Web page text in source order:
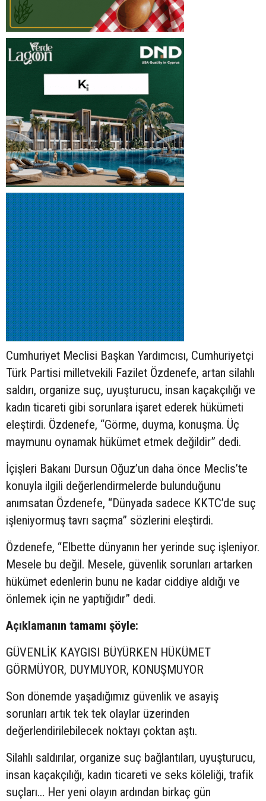
Cumhuriyet Meclisi Başkan Yardımcısı, Cumhuriyetçi
Türk Partisi milletvekili Fazilet Özdenefe, artan silahlı
saldırı, organize suç, uyuşturucu, insan kaçakçılığı ve
kadın ticareti gibi sorunlara işaret ederek hükümeti
eleştirdi. Özdenefe, “Görme, duyma, konuşma. Üç
maymunu oynamak hükümet etmek değildir” dedi.
İçişleri Bakanı Dursun Oğuz’un daha önce Meclis’te
konuyla ilgili değerlendirmelerde bulunduğunu
anımsatan Özdenefe, “Dünyada sadece KKTC’de suç
işleniyormuş tavrı saçma” sözlerini eleştirdi.
Özdenefe, “Elbette dünyanın her yerinde suç işleniyor.
Mesele bu değil. Mesele, güvenlik sorunları artarken
hükümet edenlerin bunu ne kadar ciddiye aldığı ve
önlemek için ne yaptığıdır” dedi.
Açıklamanın tamamı şöyle:
GÜVENLİK KAYGISI BÜYÜRKEN HÜKÜMET
GÖRMÜYOR, DUYMUYOR, KONUŞMUYOR
Son dönemde yaşadığımız güvenlik ve asayiş
sorunları artık tek tek olaylar üzerinden
değerlendirilebilecek noktayı çoktan aştı.
Silahlı saldırılar, organize suç bağlantıları, uyuşturucu,
insan kaçakçılığı, kadın ticareti ve seks köleliği, trafik
suçları… Her yeni olayın ardından birkaç gün